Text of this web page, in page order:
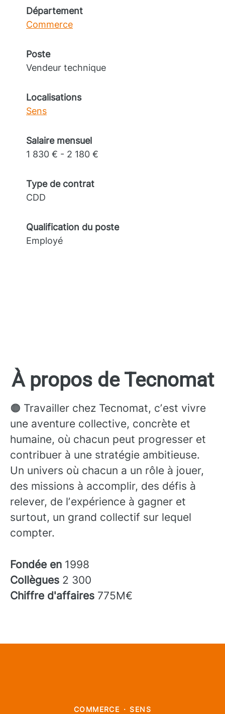
Département
Commerce
Poste
Vendeur technique
Localisations
Sens
Salaire mensuel
1 830 € - 2 180 €
Type de contrat
CDD
Qualification du poste
Employé
À propos de Tecnomat
🟠 Travailler chez Tecnomat, cʼest vivre
une aventure collective, concrète et
humaine, où chacun peut progresser et
contribuer à une stratégie ambitieuse.
Un univers où chacun a un rôle à jouer,
des missions à accomplir, des défis à
relever, de lʼexpérience à gagner et
surtout, un grand collectif sur lequel
compter.
Fondée en 1998
Collègues 2 300
Chiffre d'affaires 775M€
COMMERCE · SENS